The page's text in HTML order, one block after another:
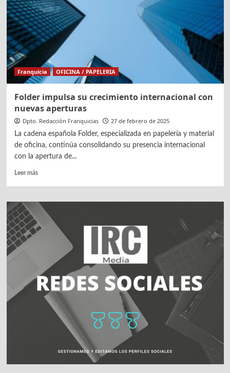
Franquicia OFICINA / PAPELERIA
Folder impulsa su crecimiento internacional con
nuevas aperturas
Dpto. Redacción Franquicias 27 de febrero de 2025
La cadena española Folder, especializada en papelería y material
de oficina, continúa consolidando su presencia internacional
con la apertura de...
Leer másLeer
Folder
impulsa
su
crecimiento
internacional
aperturas